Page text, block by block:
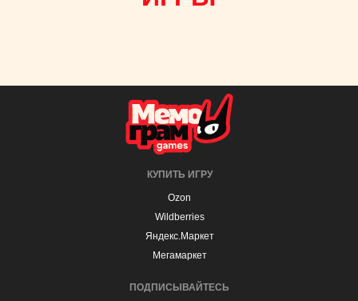
КУПИТЬ ИГРУ
Ozon
Wildberries
Яндекс.Маркет
Мегамаркет
ПОДПИСЫВАЙТЕСЬ